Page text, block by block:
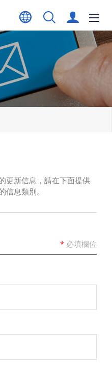
更新信息，請在下面提供
息類別。
* 必填欄位